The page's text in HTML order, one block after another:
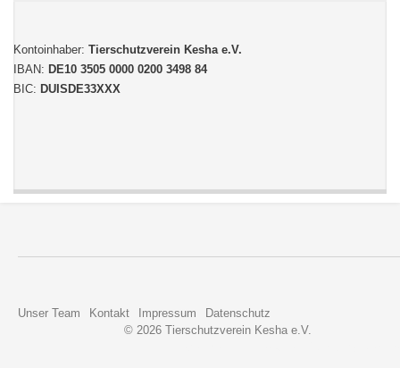
Kontoinhaber: Tierschutzverein Kesha e.V.
IBAN: DE10 3505 0000 0200 3498 84
BIC: DUISDE33XXX
Unser Team Kontakt Impressum
Datenschutz
© 2026 Tierschutzverein Kesha e.V.